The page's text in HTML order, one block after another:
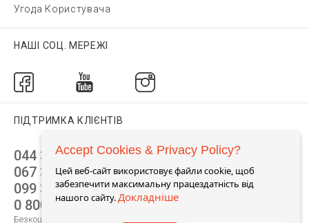
Угода Користувача
НАШІ СОЦ. МЕРЕЖІ
ПІДТРИМКА КЛІЄНТІВ
044 392 44 45
067 344 14 44 (viber)
099 399 23 80
0 800 305 805
Безкоштовно по Україні
Accept Cookies & Privacy Policy?
Цей веб-сайт використовує файли cookie, щоб
забезпечити максимальну працездатність від
нашого сайту.Докладніше